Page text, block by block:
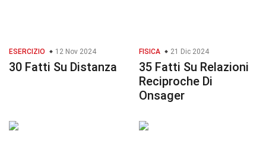
ESERCIZIO 12 Nov 2024
30 Fatti Su Distanza
FISICA 21 Dic 2024
35 Fatti Su Relazioni
Reciproche Di
Onsager